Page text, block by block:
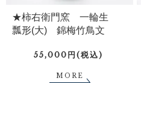
★柿右衛門窯 一輪生
瓢形(大) 錦梅竹鳥文
55,000円(税込)
MORE